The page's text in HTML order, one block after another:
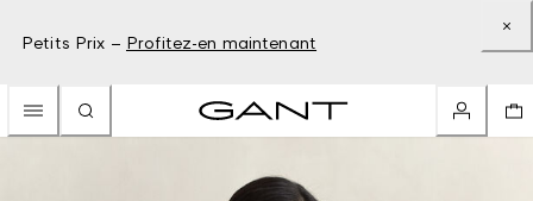
Petits Prix – Profitez-en maintenant